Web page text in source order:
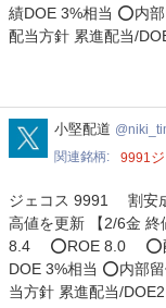
績DOE 3%相当 ⭕内
配当方針 累進配当/
niki_times_jp
小堅配道
関連銘柄
9991
ジェコス 9991 割安
高値を更新 【2/6金
8.4 ⭕ROE 8.0 ⭕配
DOE 3%相当 ⭕内部
当方針 累進配当/